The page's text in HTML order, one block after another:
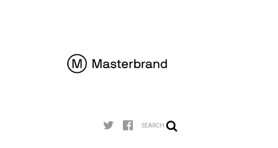
SEARCH